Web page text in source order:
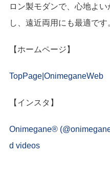
ロン製モダンで、心地よ
し、遠近両用にも最適です
【ホームページ】
TopPage|OnimeganeWeb
【インスタ】
Onimegane®
d videos